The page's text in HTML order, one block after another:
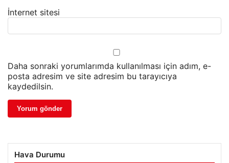
İnternet sitesi
Daha sonraki yorumlarımda kullanılması için adım, e-
posta adresim ve site adresim bu tarayıcıya
kaydedilsin.
Hava Durumu